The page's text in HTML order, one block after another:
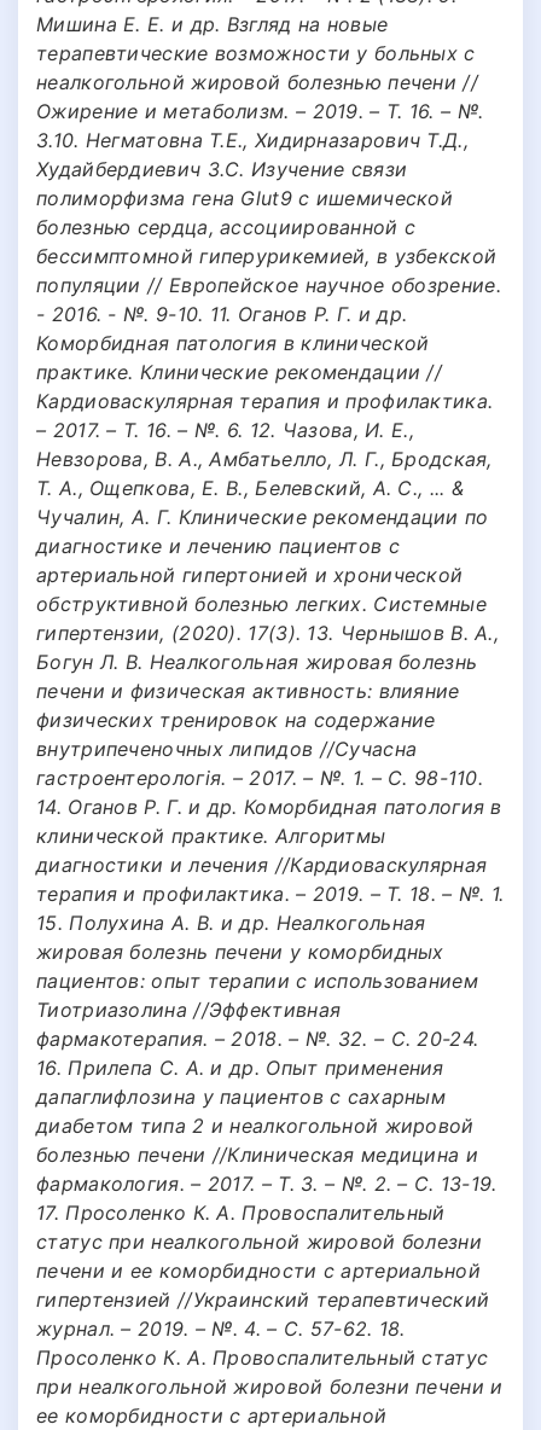
Мишина Е. Е. и др. Взгляд на новые
терапевтические возможности у больных с
неалкогольной жировой болезнью печени //
Ожирение и метаболизм. – 2019. – Т. 16. – №.
3.10. Негматовна Т.Е., Хидирназарович Т.Д.,
Худайбердиевич З.С. Изучение связи
полиморфизма гена Glut9 с ишемической
болезнью сердца, ассоциированной с
бессимптомной гиперурикемией, в узбекской
популяции // Европейское научное обозрение.
- 2016. - №. 9-10. 11. Оганов Р. Г. и др.
Коморбидная патология в клинической
практике. Клинические рекомендации //
Кардиоваскулярная терапия и профилактика.
– 2017. – Т. 16. – №. 6. 12. Чазова, И. Е.,
Невзорова, В. А., Амбатьелло, Л. Г., Бродская,
Т. А., Ощепкова, Е. В., Белевский, А. С., ... &
Чучалин, А. Г. Клинические рекомендации по
диагностике и лечению пациентов с
артериальной гипертонией и хронической
обструктивной болезнью легких. Системные
гипертензии, (2020). 17(3). 13. Чернышов В. А.,
Богун Л. В. Неалкогольная жировая болезнь
печени и физическая активность: влияние
физических тренировок на содержание
внутрипеченочных липидов //Сучасна
гастроентерологія. – 2017. – №. 1. – С. 98-110.
14. Оганов Р. Г. и др. Коморбидная патология в
клинической практике. Алгоритмы
диагностики и лечения //Кардиоваскулярная
терапия и профилактика. – 2019. – Т. 18. – №. 1.
15. Полухина А. В. и др. Неалкогольная
жировая болезнь печени у коморбидных
пациентов: опыт терапии с использованием
Тиотриазолина //Эффективная
фармакотерапия. – 2018. – №. 32. – С. 20-24.
16. Прилепа С. А. и др. Опыт применения
дапаглифлозина у пациентов с сахарным
диабетом типа 2 и неалкогольной жировой
болезнью печени //Клиническая медицина и
фармакология. – 2017. – Т. 3. – №. 2. – С. 13-19.
17. Просоленко К. А. Провоспалительный
статус при неалкогольной жировой болезни
печени и ее коморбидности с артериальной
гипертензией //Украинский терапевтический
журнал. – 2019. – №. 4. – С. 57-62. 18.
Просоленко К. А. Провоспалительный статус
при неалкогольной жировой болезни печени и
ее коморбидности с артериальной